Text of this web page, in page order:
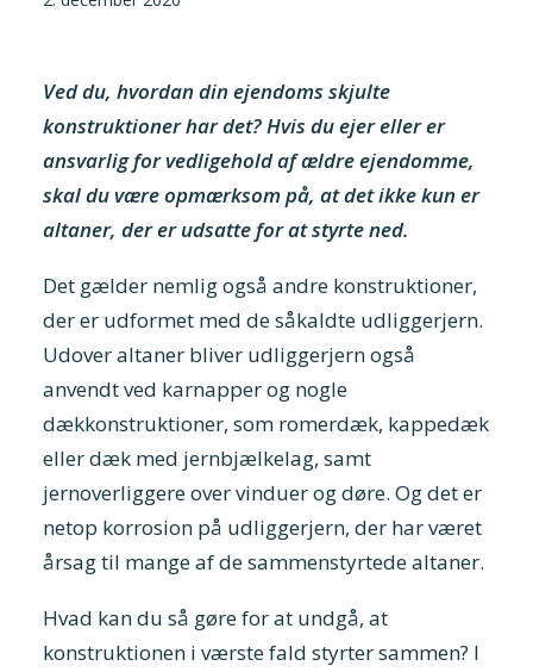
Presse og pressemeddelelser
Kontakt
Dansk
English
Danske Testfaciliteter
Ved du, hvordan din ejendoms skjulte
konstruktioner har det? Hvis du ejer eller er
ansvarlig for vedligehold af ældre ejendomme,
skal du være opmærksom på, at det ikke kun er
altaner, der er udsatte for at styrte ned.
Det gælder nemlig også andre konstruktioner,
der er udformet med de såkaldte udliggerjern.
Udover altaner bliver udliggerjern også
anvendt ved karnapper og nogle
dækkonstruktioner, som romerdæk, kappedæk
eller dæk med jernbjælkelag, samt
jernoverliggere over vinduer og døre. Og det er
netop korrosion på udliggerjern, der har været
årsag til mange af de sammenstyrtede altaner.
Hvad kan du så gøre for at undgå, at
konstruktionen i værste fald styrter sammen? I